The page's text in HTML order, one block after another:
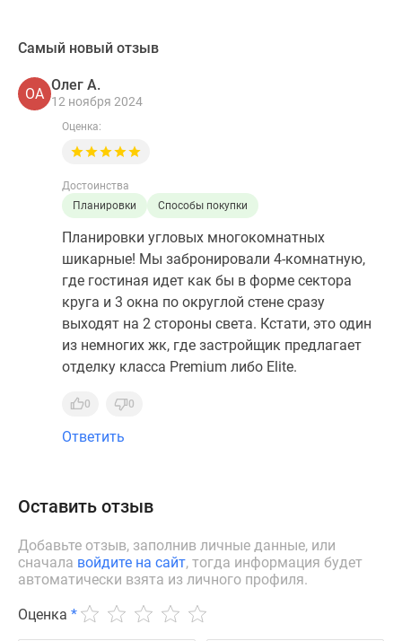
Самый новый отзыв
ОА
Олег А.
12 ноября 2024
Оценка:
Достоинства
Планировки
Способы покупки
Планировки угловых многокомнатных
шикарные! Мы забронировали 4-комнатную,
где гостиная идет как бы в форме сектора
круга и 3 окна по округлой стене сразу
выходят на 2 стороны света. Кстати, это один
из немногих жк, где застройщик предлагает
отделку класса Premium либо Elite.
0 0
Ответить
Оставить отзыв
Добавьте отзыв, заполнив личные данные, или
сначала войдите на сайт, тогда информация будет
автоматически взята из личного профиля.
Оценка *